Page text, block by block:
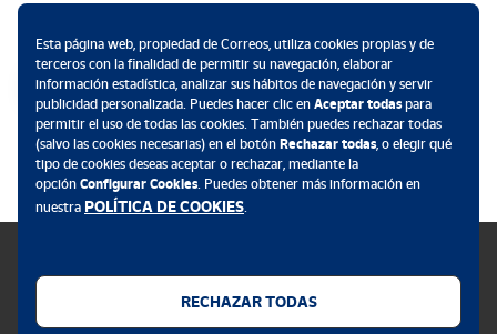
Política de cookies
Esta página web, propiedad de Correos, utiliza cookies propias y de
terceros con la finalidad de permitir su navegación, elaborar
información estadística, analizar sus hábitos de navegación y servir
publicidad personalizada. Puedes hacer clic en Aceptar todaspara
permitir el uso de todas las cookies. También puedes rechazar todas
(salvo las cookies necesarias) en el botón Rechazar todas, o elegir qué
tipo de cookies deseas aceptar o rechazar, mediante la
opción Configurar Cookies. Puedes obtener más información en
nuestra POLÍTICA DE COOKIES.
RECHAZAR TODAS